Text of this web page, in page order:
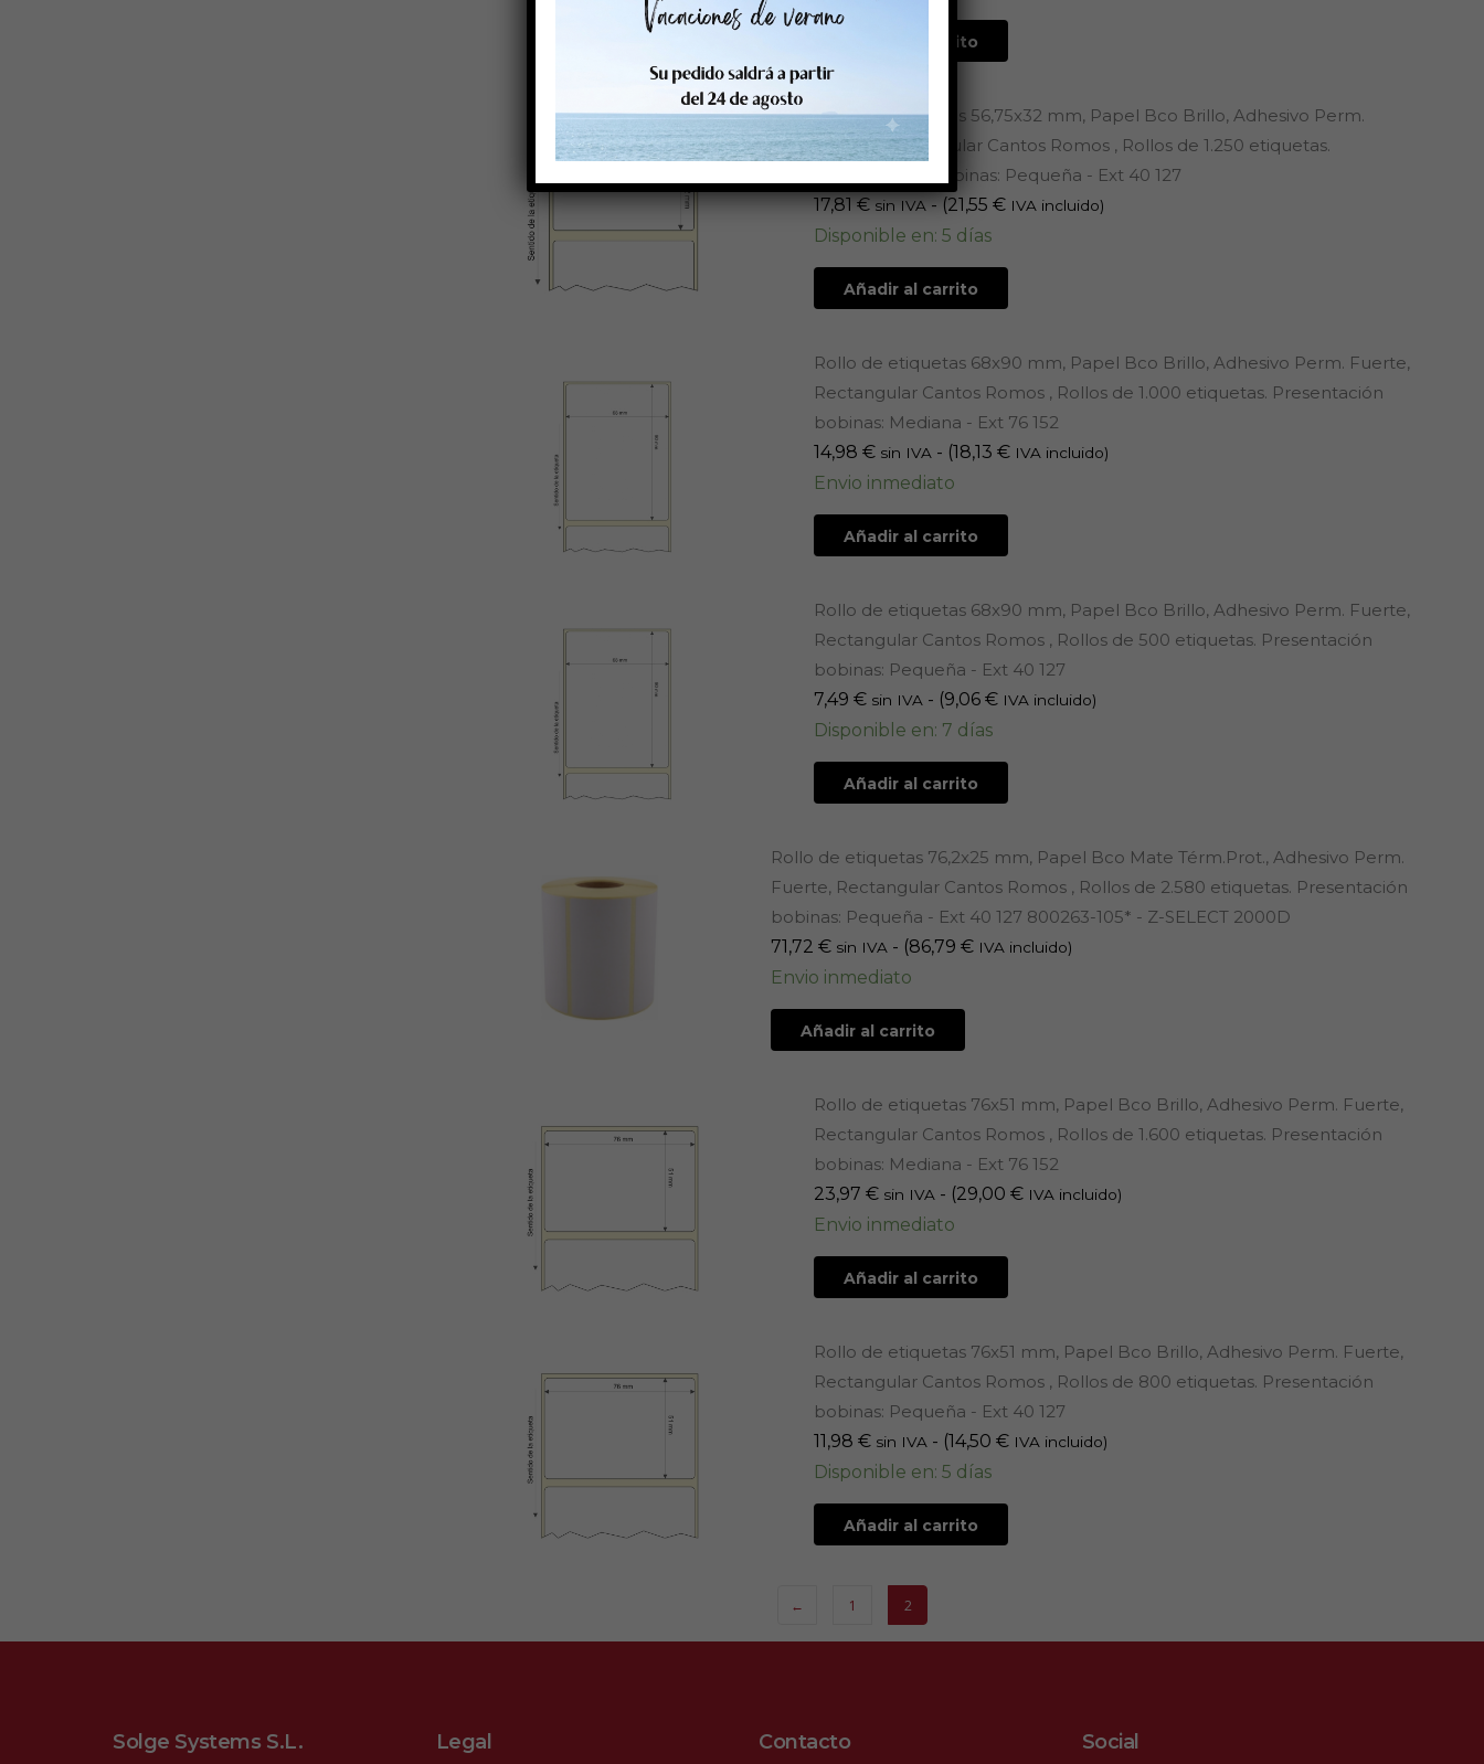
Añadir al carrito
Rollo de etiquetas 56,75x32 mm, Papel Bco Brillo, Adhesivo Perm.
Fuerte, Rectangular Cantos Romos , Rollos de 1.250 etiquetas.
Presentación bobinas: Pequeña - Ext 40 127
17,81€ sin IVA- (21,55 € IVA incluido)
Disponible en: 5 días
Añadir al carrito
Rollo de etiquetas 68x90 mm, Papel Bco Brillo, Adhesivo Perm. Fuerte,
Rectangular Cantos Romos , Rollos de 1.000 etiquetas. Presentación
bobinas: Mediana - Ext 76 152
14,98 € sin IVA - (18,13 € IVA incluido)
Envio inmediato
Añadir al carrito
Rollo de etiquetas 68x90 mm, Papel Bco Brillo, Adhesivo Perm. Fuerte,
Rectangular Cantos Romos , Rollos de 500 etiquetas. Presentación
bobinas: Pequeña - Ext 40 127
7,49 € sin IVA - (9,06 € IVA incluido)
Disponible en: 7 días
Añadir al carrito
Rollo de etiquetas 76,2x25 mm, Papel Bco Mate Térm.Prot., Adhesivo Perm.
Fuerte, Rectangular Cantos Romos , Rollos de 2.580 etiquetas. Presentación
bobinas: Pequeña - Ext 40 127 800263-105* - Z-SELECT 2000D
71,72 € sin IVA- (86,79 € IVA incluido)
Envio inmediato
Añadir al carrito
Rollo de etiquetas 76x51 mm, Papel Bco Brillo, Adhesivo Perm. Fuerte,
Rectangular Cantos Romos , Rollos de 1.600 etiquetas. Presentación
bobinas: Mediana - Ext 76 152
23,97 € sin IVA - (29,00 € IVA incluido)
Envio inmediato
Añadir al carrito
Rollo de etiquetas 76x51 mm, Papel Bco Brillo, Adhesivo Perm. Fuerte,
Rectangular Cantos Romos , Rollos de 800 etiquetas. Presentación
bobinas: Pequeña - Ext 40 127
11,98 € sin IVA - (14,50 € IVA incluido)
Disponible en: 5 días
Añadir al carrito
← 1 2
Solge Systems S.L. Legal Contacto Social